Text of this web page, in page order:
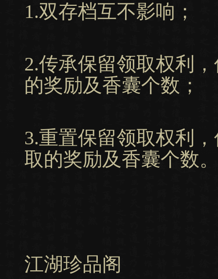
1.双存档互不影响；
2.传承保留领取权利
的奖励及香囊个数；
3.重置保留领取权利
取的奖励及香囊个数
江湖珍品阁